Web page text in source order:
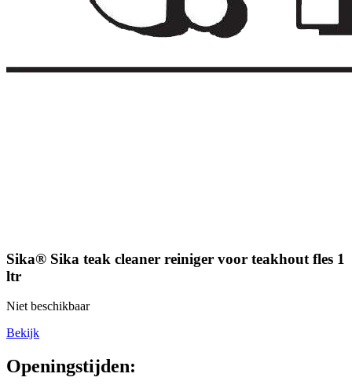
Sika® Sika teak cleaner reiniger voor teakhout fles 1
ltr
Niet beschikbaar
Bekijk
Openingstijden: